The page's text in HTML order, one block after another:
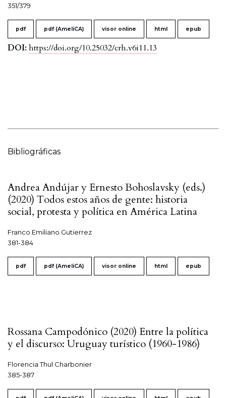
351/379
pdf pdf (AmeliCA) visor online html epub
DOI: https://doi.org/10.25032/crh.v6i11.13
Bibliográficas
Andrea Andújar y Ernesto Bohoslavsky (eds.)
(2020) Todos estos años de gente: historia
social, protesta y política en América Latina
Franco Emiliano Gutierrez
381-384
pdf pdf (AmeliCA) visor online html epub
Rossana Campodónico (2020) Entre la política
y el discurso: Uruguay turístico (1960-1986)
Florencia Thul Charbonier
385-387